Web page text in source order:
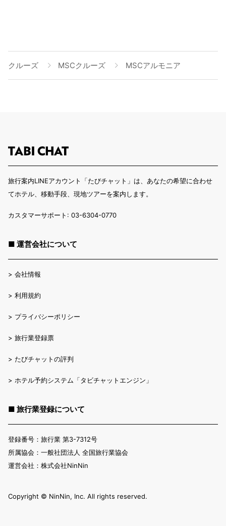
クルーズ MSCクルーズ MSCアルモニア
旅行案内LINEアカウント「たびチャット」は、あなたの希望に合わせ
てホテル、移動手段、現地ツアーを案内します。
カスタマーサポート: 03-6304-0770
■ 運営会社について
> 会社情報
> 利用規約
> プライバシーポリシー
> 旅行業登録票
> たびチャットの評判
> ホテル予約システム「タビチャットエンジン」
■ 旅行業登録について
登録番号：旅行業 第3-7312号
所属協会：一般社団法人 全国旅行業協会
運営会社：株式会社NinNin
Copyright ©︎ NinNin, Inc. All rights reserved.